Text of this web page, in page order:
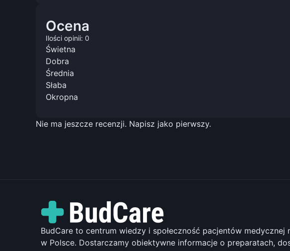
Ocena
Ilości opinii: 0
Świetna
Dobra
Średnia
Słaba
Okropna
Nie ma jeszcze recenzji. Napisz jako pierwszy.
BudCare to centrum wiedzy i społeczność pacjentów medycznej
w Polsce. Dostarczamy obiektywne informacje o preparatach,